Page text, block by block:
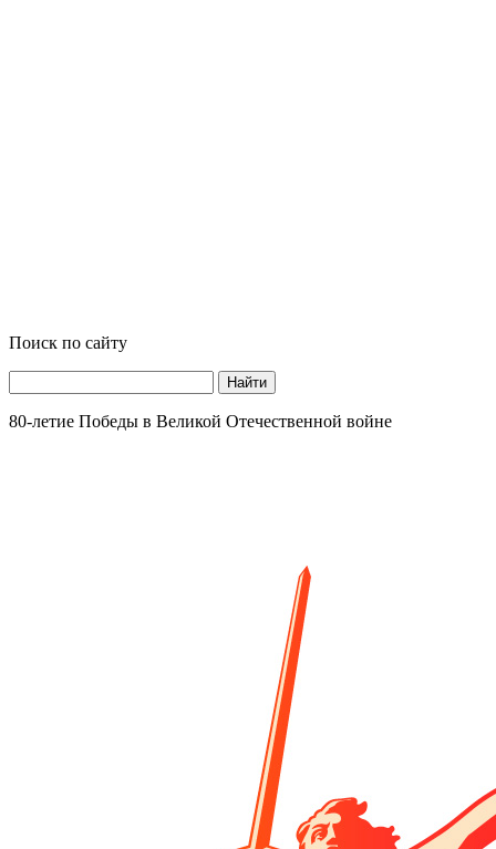
Поиск по сайту
Найти
80-летие Победы в Великой Отечественной войне